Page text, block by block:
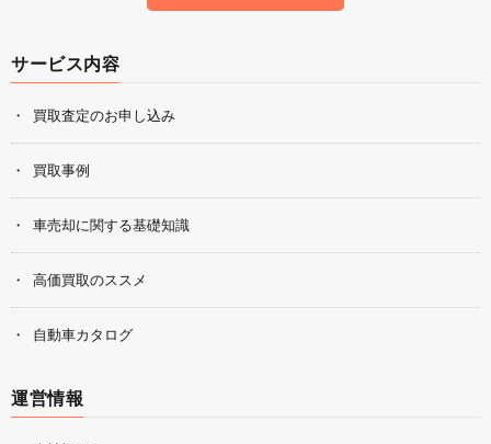
サービス内容
買取査定のお申し込み
買取事例
車売却に関する基礎知識
高価買取のススメ
自動車カタログ
運営情報